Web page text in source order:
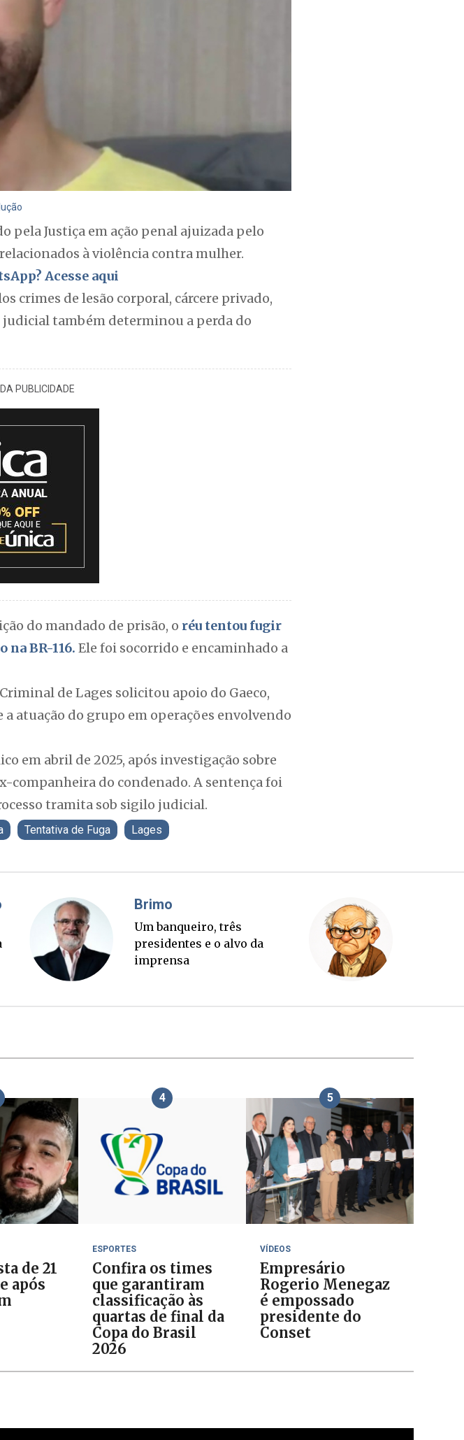
pela Justiça em ação penal ajuizada pelo
à violência contra mulher.
Acesse aqui
crimes de lesão corporal, cárcere privado,
também determinou a perda do
PUBLICIDADE
do mandado de prisão, o réu tentou fugir
BR-116. Ele foi socorrido e encaminhado a
de Lages solicitou apoio do Gaeco,
atuação do grupo em operações envolvendo
em abril de 2025, após investigação sobre
companheira do condenado. A sentença foi
tramita sob sigilo judicial.
Tentativa de Fuga Lages
virou
Cláudio Prisco Paraíso
Sorte lançada e tabuleiro
sucessório completo para
de 21
após
4
ESPORTES
Confira os times
que garantiram
classificação às
quartas de final da
Copa do Brasil
2026
5
VÍDEOS
Empresário
Rogerio Menegaz
é empossado
presidente do
Conset